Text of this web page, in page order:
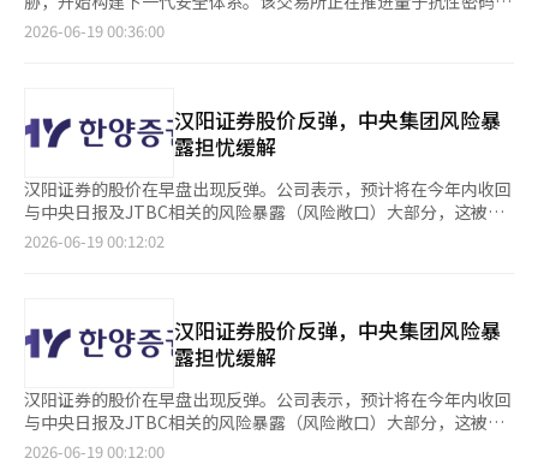
深刻见解，持续推动虚拟资产市场中最安全、最受信赖的交易环境
的发展。”※ 本报道经人工智能（AI）系统翻译与编辑。
析性能影响，并进行分阶段的试点测试，实施“量子准备”战略。
与会者还重点讨论了利用AI进行的网络攻击增加的问题。随着攻击
享了国内虚拟资产行业首次引入的漏洞奖励（安全漏洞举报奖励制
度）运营成果及未来扩展方案。比特币交易所计划通过内部和外部
活动，促进健康的漏洞举报文化，增强主动的安全响应能力。比特
币交易所相关人士表示：“通过此次咨询委员会，我们制定了在下
一代技术安全及制度合规方面引领行业的具体执行路线图，并将结
合外部专家的深刻见解，持续提升虚拟资产市场中最安全、最受信
赖的交易环境。”※ 本报道经人工智能（AI）系统翻译与编辑。
（PQC）的引入和基于AI的安全运营自动化，以加快未来安全能力
教授金承周，以及KAIST教授姜敏锡、首尔科技大学教授孙基旭、
首尔女子大学教授姜恩成等学术界专家，以及信息安全首席官
（CISO）李基泽和主要高管出席了会议。会议重点讨论了为应对
量子计算时代而引入量子抗性密码的方案。比特币交易所计划在未
来的制度化过程中，考虑算法变更的可能性，分析性能影响，并实
施分阶段的试点测试，推进“量子准备”战略。与会者还重点讨论
了利用AI进行的网络攻击增加的问题。随着攻击者利用AI探索漏洞
行业首次引入的漏洞赏金（安全漏洞举报奖励制度）的运营成果及
未来扩展方案。比特币交易所计划通过内部和外部活动，促进健康
的漏洞举报文化，增强前瞻性的安全响应能力。比特币交易所相关
人士表示：“通过此次咨询委员会，我们制定了在下一代技术安全
及制度合规方面引领行业的具体执行路线图，并将结合外部专家的
深刻见解，持续提升虚拟资产市场中最安全、最受信赖的交易环
境。”※ 本报道经人工智能（AI）系统翻译与编辑。
2026-06-19 00:36:00
汉阳证券股价反弹，中央集团风险暴
露担忧缓解
汉阳证券的股价在早盘出现反弹。公司表示，预计将在今年内收回
与中央日报及JTBC相关的风险暴露（风险敞口）大部分，这被解
读为改善了投资者的信心。 根据18日韩国交易所的数据，截至上
险敞口规模相对较大，导致投资者担忧加剧。 对此，汉阳证券在
17日发布的新闻稿中表示：“与中央日报及JTBC相关的840亿韩
元风险敞口的回收工作正在按计划进行，财务稳健性也保持稳
定。” 市场上，尽管中央集团旗下公司申请企业重整程序后，相
关风险敞口可能导致损失的担忧有所蔓延，但汉阳证券提出了相当
部分的资金回收计划，投资者信心似乎有所恢复。公司方面认为，
相关风险敞口对财务稳健性的影响也有限。 特别是，汉阳证券预
2026-06-19 00:12:02
汉阳证券股价反弹，中央集团风险暴
露担忧缓解
汉阳证券的股价在早盘出现反弹。公司表示，预计将在今年内收回
与中央日报及JTBC相关的风险暴露（风险敞口）大部分，这被解
读为改善了投资者的信心。 根据18日韩国交易所的数据，截至上
2026-06-19 00:12:00